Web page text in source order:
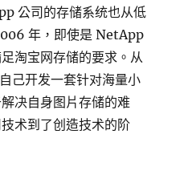
公司的存储系统也从低
年，即使是 NetApp
淘宝网存储的要求。从
己开发一套针对海量小
决自身图片存储的难
术到了创造技术的阶